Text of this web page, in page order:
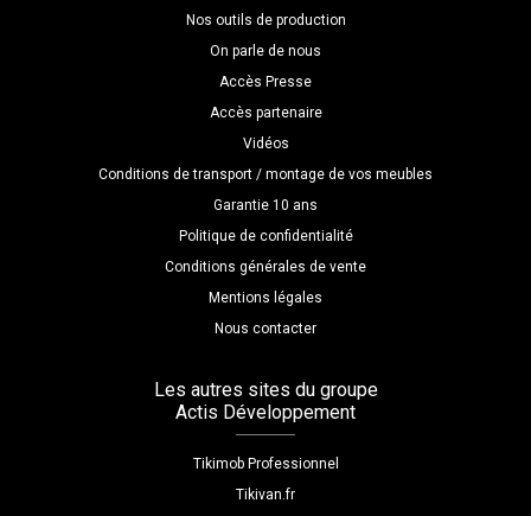
Nos outils de production
On parle de nous
Accès Presse
Accès partenaire
Vidéos
Conditions de transport / montage de vos meubles
Garantie 10 ans
Politique de confidentialité
Conditions générales de vente
Mentions légales
Nous contacter
Les autres sites du groupe
Actis Développement
Tikimob Professionnel
Tikivan.fr